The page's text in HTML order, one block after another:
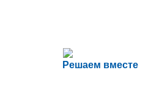
Решаем вместе
Сложности с
Сообщите об этом